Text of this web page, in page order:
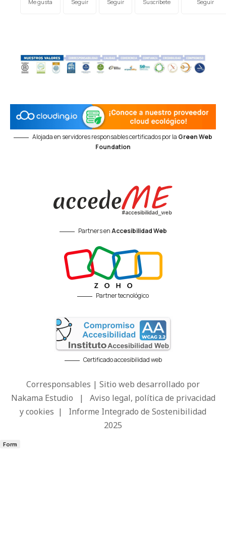
Me gusta Seguir Seguir Suscríbete Seguir
Alojada en servidores responsables certificados por la Green Web
Foundation
Partners enAccesibilidad Web
Partner tecnológico
Certificado accesibilidad web
Corresponsables | Sitio web desarrollado por
Nakama Estudio | Aviso legal, política de privacidad
y cookies | Informe Integrado de Sostenibilidad
2025
Form